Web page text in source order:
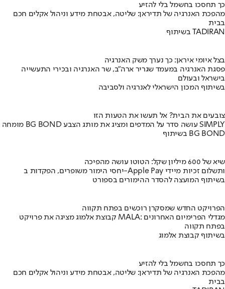
כך תחסכו בחשמל בלי להזיע
מהפכת האנרגיה של תדיראן: שליטה, אבטחת מידע וניהול אקלים חכם
בבית
בשיתוף TADIRAN
בצל איומי איראן: כך נערך משק האנרגיה
פסגת האנרגיה במעמד שגריר ארה"ב, שר האנרגיה ובכירי התעשייה
בישראל ובעולם
בשיתוף המכון הישראלי לאנרגיה ולסביבה
צובעים את הבית? אל תעשו את הטעות הזו
מומחה BG BOND עושה סדר על המדפים ומציג את מותג הצבע SIMPLY
בשיתוף BG BOND
שיא של 600 מיליון שקל: הטוטו עושה מהפיכה
יחסי הימור משופרים, הפקדות ב-Apple Pay ותשלום זכיות מיידי
בשיתוף המועצה להסדר ההימורים בספורט
הפרויקט החדש שמסקרן רוכשים בפתח תקווה
קבוצת אלמוג מציגה את פרויקט MALA: מגדלי הפרימיום האחרונים
בפתח תקווה
בשיתוף קבוצת אלמוג
כך תחסכו בחשמל בלי להזיע
מהפכת האנרגיה של תדיראן: שליטה, אבטחת מידע וניהול אקלים חכם
בבית